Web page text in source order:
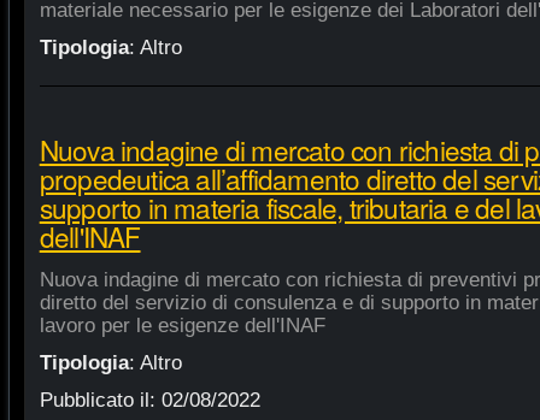
materiale necessario per le esigenze dei Laboratori
Tipologia: Altro
Nuova indagine di mercato con richiesta di
propedeutica all’affidamento diretto del
supporto in materia fiscale, tributaria e del
dell'INAF
Nuova indagine di mercato con richiesta di preventivi
diretto del servizio di consulenza e di supporto in
lavoro per le esigenze dell'INAF
Tipologia: Altro
Pubblicato il: 02/08/2022